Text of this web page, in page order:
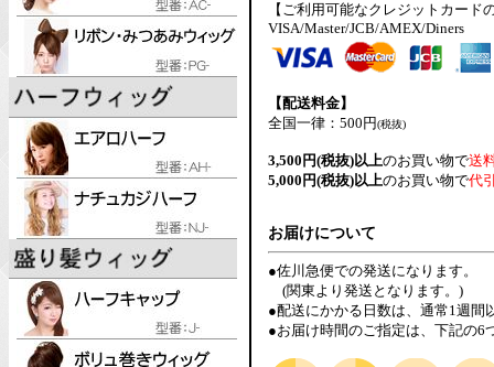
【ご利用可能なクレジットカード
VISA/Master/JCB/AMEX/Diners
【配送料金】
全国一律：500円(税抜)
3,500円(税抜)以上のお買い物で送
5,000円(税抜)以上のお買い物で代
お届けについて
●佐川急便での発送になります。
(関東より発送となります。)
●配送にかかる日数は、通常1週間
●お届け時間のご指定は、下記の6